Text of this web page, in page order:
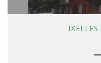
100
IXELLES